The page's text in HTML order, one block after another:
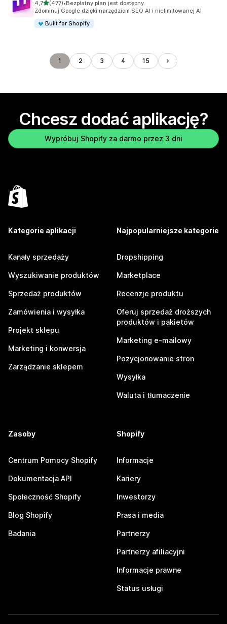
4,7na 5 gwiazdek
(477)
Łączna liczba recenzji: 477
•Bezpłatny plan jest dostępny
Zdominuj Google dzięki narzędziom SEO AI i nielimitowanej AI
Built for Shopify
1 2 3 4 15
Chcesz dodać aplikację?
Wypróbuj Shopify za darmo przez 3 dni
Kategorie aplikacji
Kanały sprzedaży
Wyszukiwanie produktów
Sprzedaż produktów
Zamówienia i wysyłka
Projekt sklepu
Marketing i konwersja
Zarządzanie sklepem
Najpopularniejsze kategorie
Dropshipping
Marketplace
Recenzje produktu
Oferuj sprzedaż droższych
produktów i pakietów
Marketing e-mailowy
Pozycjonowanie stron
Wysyłka
Waluta i tłumaczenie
Zasoby
Centrum Pomocy Shopify
Dokumentacja API
Społeczność Shopify
Blog Shopify
Badania
Shopify
Informacje
Kariery
Inwestorzy
Prasa i media
Partnerzy
Partnerzy afiliacyjni
Informacje prawne
Status usługi